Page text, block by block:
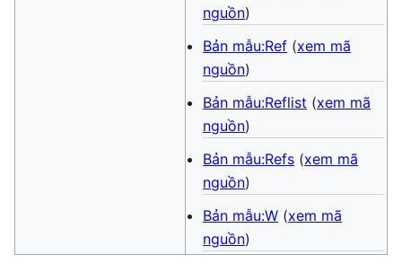
nguồn)
Bản mẫu:Ref (xem mã
nguồn)
Bản mẫu:Reflist (xem mã
nguồn)
Bản mẫu:Refs (xem mã
nguồn)
Bản mẫu:W (xem mã
nguồn)